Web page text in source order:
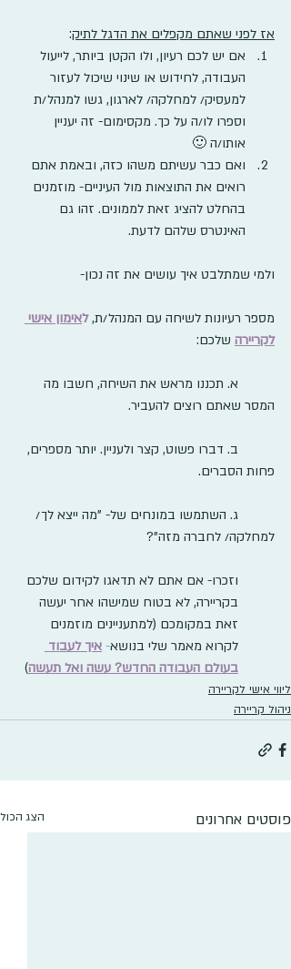
אז לפני שאתם מקפלים את הדגל לתיק:
אם יש לכם רעיון, ולו הקטן ביותר, לייעול
העבודה, לחידוש או שינוי שיכול לעזור
למעסיק/ למחלקה/ לארגון, גשו למנהל/ת
וספרו לו/ה על כך. מקסימום- זה יעניין
אותו/ה 🙂
ואם כבר עשיתם משהו כזה, ובאמת אתם
רואים את התוצאות מול העיניים- מוזמנים
בהחלט להציג זאת לממונים. זהו גם
האינטרס שלהם לדעת.
ולמי שמתלבט איך עושים את זה נכון-
מספר רעיונות לשיחה עם המנהל/ת, לאימון אישי
לקריירה שלכם:
	א. תכננו מראש את השיחה, חשבו מה
המסר שאתם רוצים להעביר.
	ב. דברו פשוט, קצר ולעניין. יותר מספרים,
פחות הסברים.
	ג. השתמשו במונחים של- "מה ייצא לך/
למחלקה/ לחברה מזה"?
וזכרו- אם אתם לא תדאגו לקידום שלכם
בקריירה, לא בטוח שמישהו אחר יעשה
זאת במקומכם (למתעניינים מוזמנים
לקרוא מאמר שלי בנושא- איך לעבוד
בעולם העבודה החדש? עשה ואל תעשה)
ליווי אישי לקריירה
ניהול קריירה
פוסטים אחרונים הצג הכול